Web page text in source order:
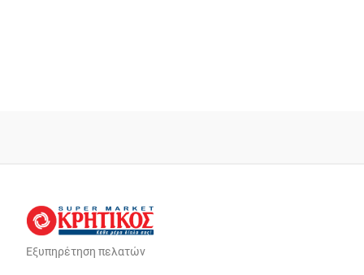
Εξυπηρέτηση πελατών